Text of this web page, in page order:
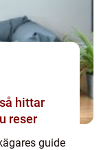
reser
guide